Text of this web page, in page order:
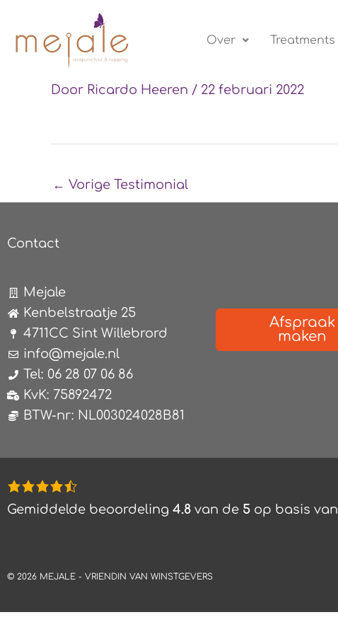
de
Over Treatments
Door Ricardo Heeren / 22 februari 2022
← Vorige Testimonial
Contact
Mejale
Kenbelstraatje 25
4711CC Sint Willebrord
info@mejale.nl
Tel: 06 28 07 06 86
KvK: 75892472
BTW-nr: NL003024028B81
Afspraak
maken
4,8
rating
12.345
Gemiddelde beoordeling 4.8 van de 5 op basis van
© 2026 MEJALE - VRIENDIN VAN WINSTGEVERS